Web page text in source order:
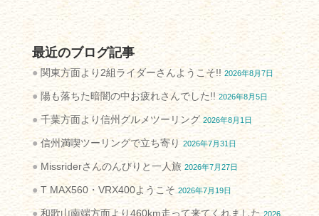
最近のブログ記事
関東方面より2組ライダーさんようこそ!! 2026年8月7日
陽も落ちた暗闇の中お疲れさんでした!! 2026年8月5日
千葉方面より信州グルメツーリング 2026年8月1日
信州満喫ツーリングで立ち寄り 2026年7月31日
Missriderさんのんびりと一人旅 2026年7月27日
T MAX560・VRX400ようこそ 2026年7月19日
和歌山南端方面より460km走って来てくれました 2026